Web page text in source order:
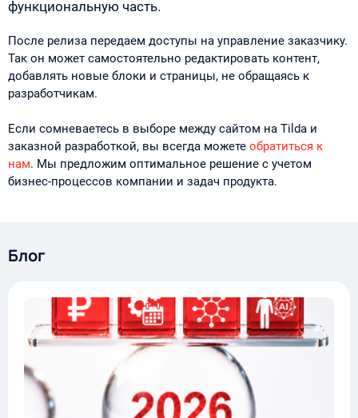
функциональную часть.
После релиза передаем доступы на управление заказчику.
Так он может самостоятельно редактировать контент,
добавлять новые блоки и страницы, не обращаясь к
разработчикам.
Если сомневаетесь в выборе между сайтом на Tilda и
заказной разработкой, вы всегда можете обратиться к
нам. Мы предложим оптимальное решение с учетом
бизнес-процессов компании и задач продукта.
Блог